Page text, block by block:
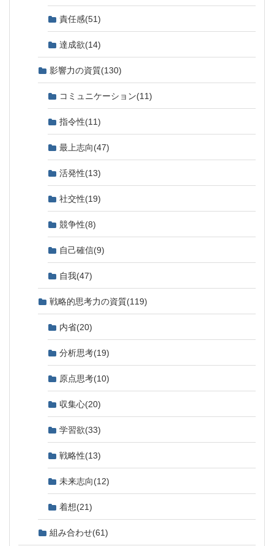
責任感(51)
達成欲(14)
影響力の資質(130)
コミュニケーション(11)
指令性(11)
最上志向(47)
活発性(13)
社交性(19)
競争性(8)
自己確信(9)
自我(47)
戦略的思考力の資質(119)
内省(20)
分析思考(19)
原点思考(10)
収集心(20)
学習欲(33)
戦略性(13)
未来志向(12)
着想(21)
組み合わせ(61)